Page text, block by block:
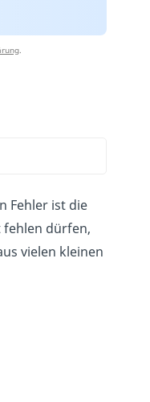
.
Fehler ist die
fehlen dürfen,
vielen kleinen